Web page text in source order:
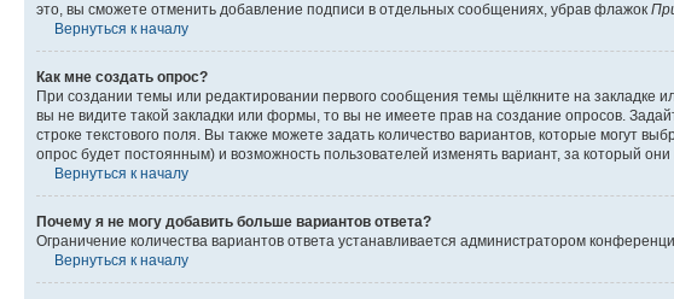
это, вы сможете отменить добавление подписи в отдельных сообщениях, убрав флажок
Вернуться к началу
Как мне создать опрос?
При создании темы или редактировании первого сообщения темы щёлкните на закладке
вы не видите такой закладки или формы, то вы не имеете прав на создание опросов.
строке текстового поля. Вы также можете задать количество вариантов, которые могут
опрос будет постоянным) и возможность пользователей изменять вариант, за который они
Вернуться к началу
Почему я не могу добавить больше вариантов ответа?
Ограничение количества вариантов ответа устанавливается администратором
Вернуться к началу